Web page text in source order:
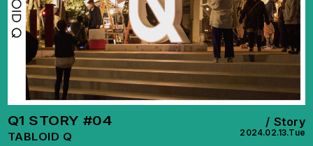
Q1 STORY #04
TABLOID Q
Story
2024.02.13.Tue